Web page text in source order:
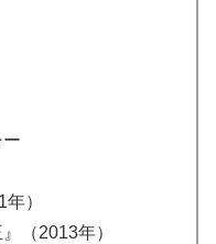
）
（2013年）